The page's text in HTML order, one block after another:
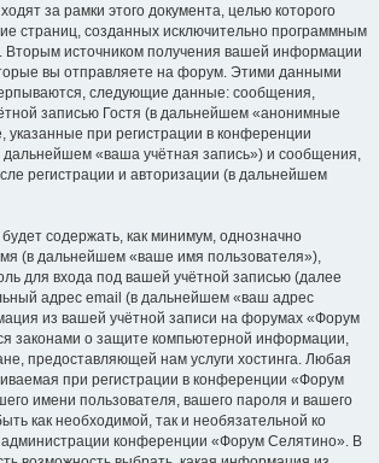
за рамки этого документа, целью которого
страниц, созданных исключительно программным
Вторым источником получения вашей информации
вы отправляете на форум. Этими данными
следующие данные: сообщения,
записью Гостя (в дальнейшем «анонимные
при регистрации в конференции
«ваша учётная запись») и сообщения,
регистрации и авторизации (в дальнейшем
содержать, как минимум, однозначно
(в дальнейшем «ваше имя пользователя»),
для входа под вашей учётной записью (далее
адрес email (в дальнейшем «ваш адрес
из вашей учётной записи на форумах «Форум
законами о защите компьютерной информации,
предоставляющей нам услуги хостинга. Любая
при регистрации в конференции «Форум
имени пользователя, вашего пароля и вашего
как необходимой, так и необязательной ко
администрации конференции «Форум Селятино». В